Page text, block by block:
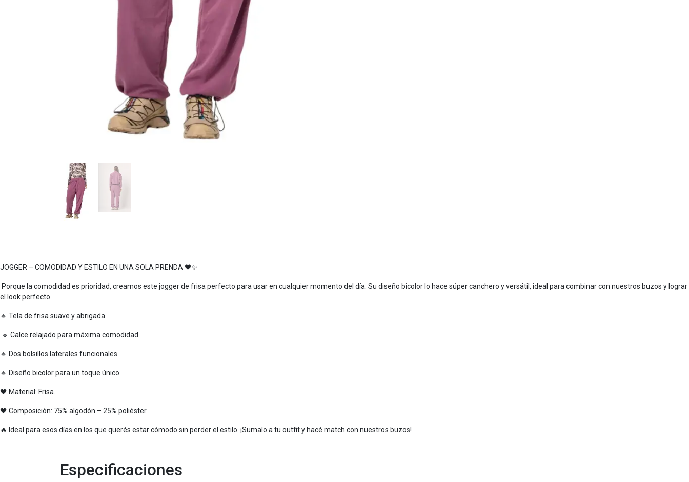
JOGGER – COMODIDAD Y ESTILO EN UNA SOLA PRENDA 🖤✨
Porque la comodidad es prioridad, creamos este jogger de frisa perfecto para usar en cualquier momento del día. Su diseño bicolor lo hace súper canchero y versátil, ideal para combinar con nuestros buzos y lograr
el look perfecto.
🔹 Tela de frisa suave y abrigada.
.🔹 Calce relajado para máxima comodidad.
🔹 Dos bolsillos laterales funcionales.
🔹 Diseño bicolor para un toque único.
🖤 Material: Frisa.
🖤 Composición: 75% algodón – 25% poliéster.
🔥 Ideal para esos días en los que querés estar cómodo sin perder el estilo. ¡Sumalo a tu outfit y hacé match con nuestros buzos!
Especificaciones